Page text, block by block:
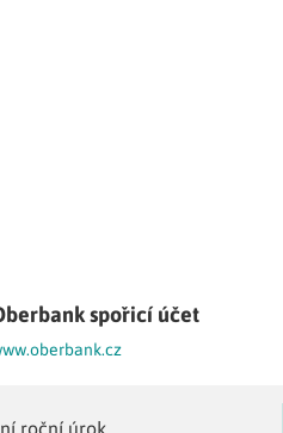
spořicí účet
roční úrok